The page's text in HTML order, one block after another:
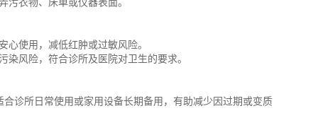
衣物、床单或仪器表面。
使用，减低红肿或过敏风险。
风险，符合诊所及医院对卫生的要求。
诊所日常使用或家用设备长期备用，有助减少因过期或变质